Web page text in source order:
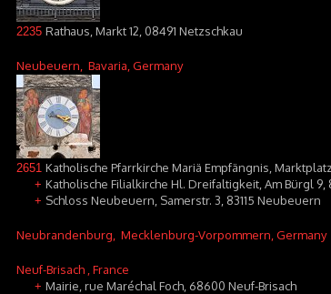
2235 Rathaus, Markt 12, 08491 Netzschkau
Neubeuern , Bavaria, Germany
2651 Katholische Pfarrkirche Mariä Empfängnis,
+ Katholische Filialkirche Hl. Dreifaltigkeit, Am Bürgl
+ Schloss Neubeuern, Samerstr. 3, 83115 Neubeuern
Neubrandenburg , Mecklenburg-Vorpommern, Germany
Neuf-Brisach , France
+ Mairie, rue Maréchal Foch, 68600 Neuf-Brisach